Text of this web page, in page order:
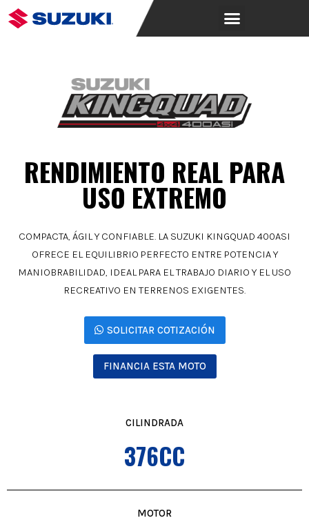
RENDIMIENTO REAL PARA
USO EXTREMO
COMPACTA, ÁGIL Y CONFIABLE. LA SUZUKI KINGQUAD 400ASI
OFRECE EL EQUILIBRIO PERFECTO ENTRE POTENCIA Y
MANIOBRABILIDAD, IDEAL PARA EL TRABAJO DIARIO Y EL USO
RECREATIVO EN TERRENOS EXIGENTES.
SOLICITAR COTIZACIÓN
FINANCIA ESTA MOTO
CILINDRADA
376CC
MOTOR